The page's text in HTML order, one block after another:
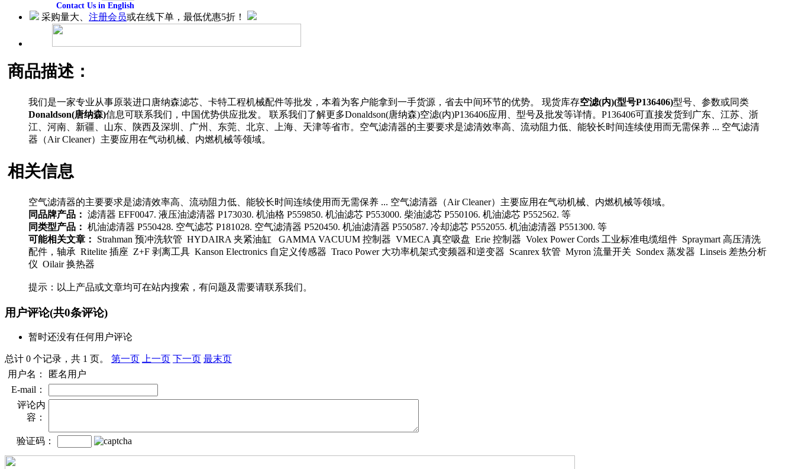
Contact Us in English
采购量大、 注册会员或在线下单，最低优惠5折！
商品描述：
我们是一家专业从事原装进口唐纳森滤芯、卡特工程机械配件等批发，本着为客户能拿到一手货源，省去中间环节的优势。 现货库存空滤(内)(型号P136406)型号、参数或同类
Donaldson(唐纳森)信息可联系我们，中国优势供应批发。 联系我们了解更多Donaldson(唐纳森)空滤(内)P136406应用、型号及批发等详情。P136406可直接发货到广东、江苏、浙
江、河南、新疆、山东、陕西及深圳、广州、东莞、北京、上海、天津等省市。空气滤清器的主要要求是滤清效率高、流动阻力低、能较长时间连续使用而无需保养 ... 空气滤清
器（Air Cleaner）主要应用在气动机械、内燃机械等领域。
相关信息
空气滤清器的主要要求是滤清效率高、流动阻力低、能较长时间连续使用而无需保养 ... 空气滤清器（Air Cleaner）主要应用在气动机械、内燃机械等领域。
同品牌产品： 滤清器 EFF0047. 液压油滤清器 P173030. 机油格 P559850. 机油滤芯 P553000. 柴油滤芯 P550106. 机油滤芯 P552562. 等
同类型产品： 机油滤清器 P550428. 空气滤芯 P181028. 空气滤清器 P520450. 机油滤清器 P550587. 冷却滤芯 P552055. 机油滤清器 P551300. 等
可能相关文章：
Strahman 预冲洗软管 HYDAIRA 夹紧油缸 GAMMA VACUUM 控制器 VMECA 真空吸盘 Erie 控制器 Volex Power Cords 工业标准电缆组件 Spraymart 高压清洗
配件，轴承 Ritelite 插座 Z+F 剥离工具 Kanson Electronics 自定义传感器 Traco Power 大功率机架式变频器和逆变器 Scanrex 软管 Myron 流量开关 Sondex 蒸发器 Linseis 差热分析
仪 Oilair 换热器
提示：以上产品或文章均可在站内搜索，有问题及需要请联系我们。
用户评论(共0条评论)
暂时还没有任何用户评论
总计 0 个记录，共 1 页。 第一页 上一页 下一页 最末页
用户名：
匿名用户
E-mail：
评论内
容：
验证码：